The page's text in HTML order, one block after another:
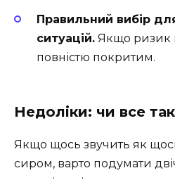
Правильний вибір
ситуацій. Якщо ризик
повністю покритим.
Недоліки: чи все
Якщо щось звучить як
сиром, варто подумати